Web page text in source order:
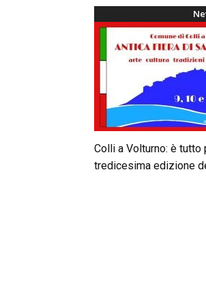
Colli a Volturno: è tutto
tredicesima edizione